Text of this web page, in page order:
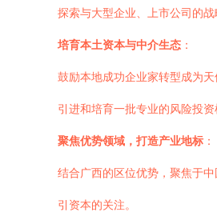
探索与大型企业、上市公司的
培育本土资本与中介生态 ：
鼓励本地成功企业家转型成为
引进和培育一批专业的风险投
聚焦优势领域，打造产业地标 ：
结合广西的区位优势，聚焦于
引资本的关注。